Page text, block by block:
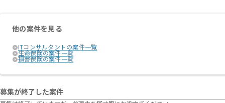
他の案件を見る
ITコンサルタントの案件一覧
生命保険の案件一覧
損害保険の案件一覧
募集が終了した案件